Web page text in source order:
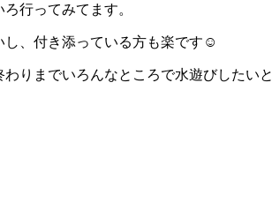
行ってみてます。
し、付き添っている方も楽です☺
りまでいろんなところで水遊びしたい